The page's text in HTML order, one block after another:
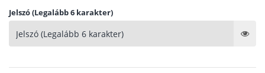
Jelszó (Legalább 6 karakter)